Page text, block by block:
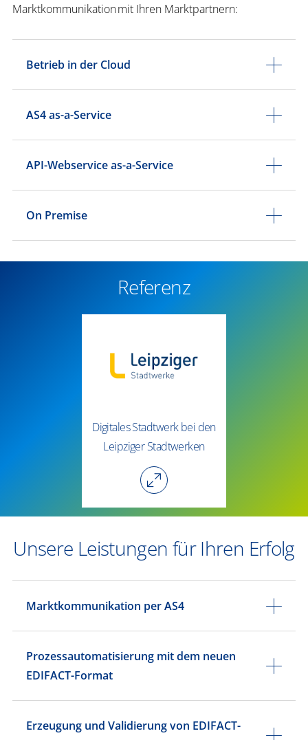
Marktkommunikation mit Ihren Marktpartnern:
​Betrieb in der Cloud
​AS4 as-a-Service
API-Webservice as-a-Service
​On Premise
Referenz
​​Digitales Stadtwerk bei den
Leipziger Stadtwerken​
Unsere Leistungen für Ihren Erfolg
Marktkommunikation per AS4
Prozessautomatisierung mit dem neuen
EDIFACT-Format
Erzeugung und Validierung von EDIFACT-